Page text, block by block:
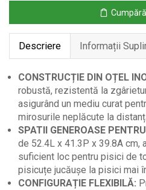
intrări
și
Alb
Descriere Informații
CONSTRUCȚIE DIN OȚEL
robustă, rezistentă la
asigurând un mediu curat
mirosurile neplăcute la
SPATII GENEROASE
de 52.4L x 41.3P x 39.8A
suficient loc pentru pisici de
pisicuțe jucăușe la pisici mai
CONFIGURAȚIE FLEXIBILĂ: